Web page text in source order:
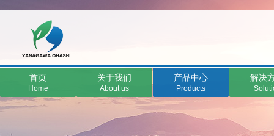
首页
Home
关于我们
About us
产品中心
Products
解决